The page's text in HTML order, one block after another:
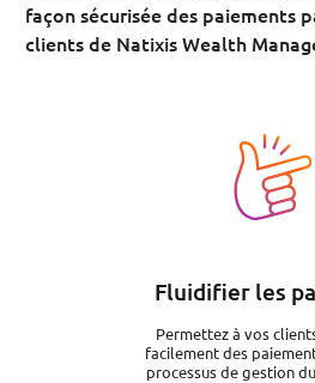
façon sécurisée des paiements
clients de Natixis Wealth
Image
Fluidifier les
Permettez à vos
facilement des
processus de gestion